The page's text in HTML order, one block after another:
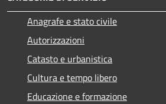
Anagrafe e stato civile
Autorizzazioni
Catasto e urbanistica
Cultura e tempo libero
Educazione e formazione